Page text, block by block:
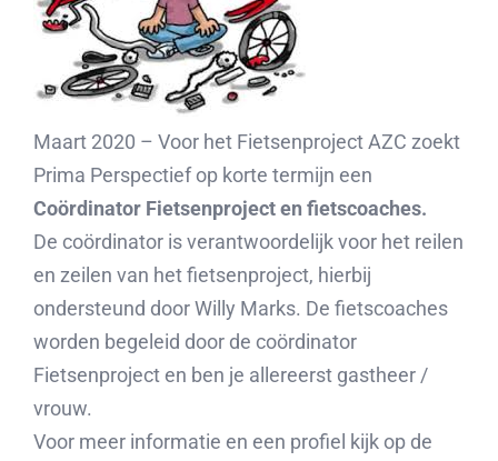
Maart 2020 – Voor het Fietsenproject AZC zoekt
Prima Perspectief op korte termijn een
Coördinator Fietsenproject en fietscoaches.
De coördinator is verantwoordelijk voor het reilen
en zeilen van het fietsenproject, hierbij
ondersteund door Willy Marks. De fietscoaches
worden begeleid door de coördinator
Fietsenproject en ben je allereerst gastheer /
vrouw.
Voor meer informatie en een profiel kijk op de